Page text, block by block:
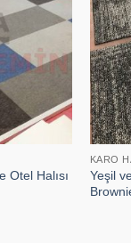
Otel Halısı
KARO
Yeşil